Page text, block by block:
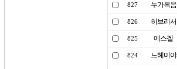
827 누가복음
826 히브리서
825 에스겔
824 느헤미야